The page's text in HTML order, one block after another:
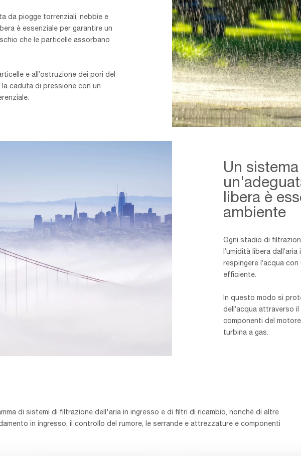
-
da piogge torrenziali, nebbie e
è essenziale per garantire un
che le particelle assorbano
e all’ostruzione dei pori del
caduta di pressione con un
Un
libera è
ambiente
Ogni stadio di
l’umidità libera
respingere l’acqua
efficiente.
In questo modo si
dell’acqua attraverso
componenti del
turbina a gas.
di sistemi di filtrazione dell'aria in ingresso e di filtri di ricambio, nonché di altre
in ingresso, il controllo del rumore, le serrande e attrezzature e componenti